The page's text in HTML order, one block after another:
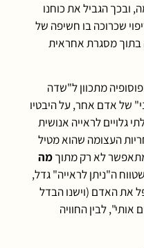
ובכך הגביל את כוחנו
שכרוכה בו חשיפה של
בתוך מסגרת אחראית
מתכוון ל"שדה
של אדם אחר, על היבטיו
גלויים לראייה אנושית
העצומה שהוא מטיל
מתאפשר לא רק מתוךמה
ה"ניתן לראייה" גדל,
את האדם (וישנו הבדל
לבין החוויה